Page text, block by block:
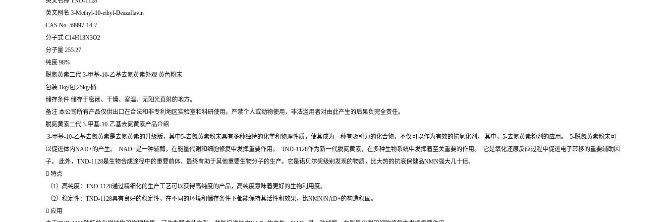
英文别名 3-Methyl-10-ethyl-Deazaflavin
CAS No. 59997-14-7
分子式 C14H13N3O2
分子量 255.27
纯度 98%
脱氮黄素二代 3-甲基-10-乙基去氮黄素外观 黄色粉末
包装 1kg/包;25kg/桶
储存条件 储存于密闭、干燥、室温、无阳光直射的地方。
备注 本公司所有产品仅供出口在合法和非专利地区实验室和科研使用。严禁个人或动物使用，非法滥用者对由此产生的后果负完全责任。
脱氮黄素二代 3-甲基-10-乙基去氮黄素产品介绍
3-甲基-10-乙基去氮黄素是去氮黄素的升级版，其中5-去氮黄素粉末具有多种独特的化学和物理性质，使其成为一种有吸引力的化合物，不仅可以作为有效的抗氧化剂， 其中，5-去氮黄素粉剂的应用。 5-脱氮黄素粉末可
以促进体内NAD+的产生。 NAD+是一种辅酶，在能量代谢和细胞修复中发挥重要作用。 TND-1128作为新一代脱氮黄素，在多种生物系统中发挥着至关重要的作用。 它是氧化还原反应过程中促进电子转移的重要辅助因
子。 此外，TND-1128是生物合成途径中的重要前体，最终有助于其他重要生物分子的生产。它是诺贝尔奖级别发现的物质，比大热的抗衰保健品NMN强大几十倍。
 特点
（1）高纯度：TND-1128通过精细化的生产工艺可以获得高纯度的产品，高纯度意味着更好的生物利用度。
（2）稳定性：TND-1128具有良好的稳定性，在不同的环境和储存条件下都能保持其活性和效果，比NMN/NAD+的构造稳固。
 应用